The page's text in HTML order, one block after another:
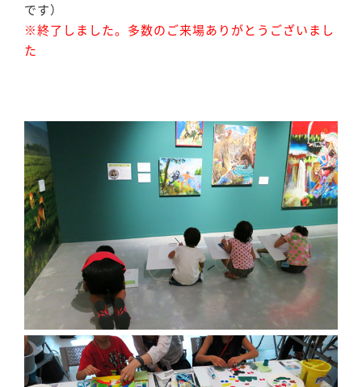
です）
※終了しました。多数のご来場ありがとうございまし
た